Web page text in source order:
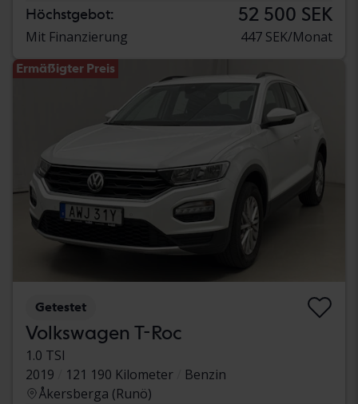
Höchstgebot: 52 500 SEK
Mit Finanzierung 447 SEK/Monat
Ermäßigter Preis
Getestet
Volkswagen T-Roc
1.0 TSI
2019
121 190 Kilometer
Benzin
Åkersberga (Runö)